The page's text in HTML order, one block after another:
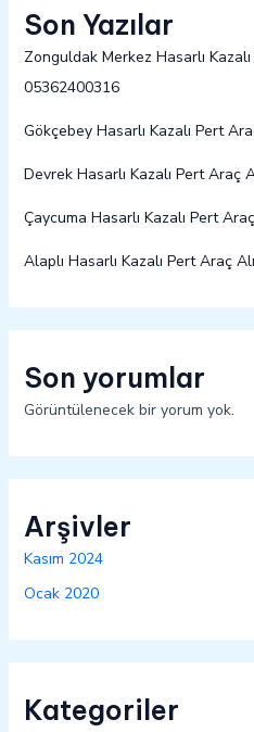
Son Yazılar
Zonguldak Merkez Hasarlı
05362400316
Gökçebey Hasarlı Kazalı Pert
Devrek Hasarlı Kazalı Pert Araç
Çaycuma Hasarlı Kazalı Pert
Alaplı Hasarlı Kazalı Pert Araç
Son yorumlar
Görüntülenecek bir yorum yok.
Arşivler
Kasım 2024
Ocak 2020
Kategoriler